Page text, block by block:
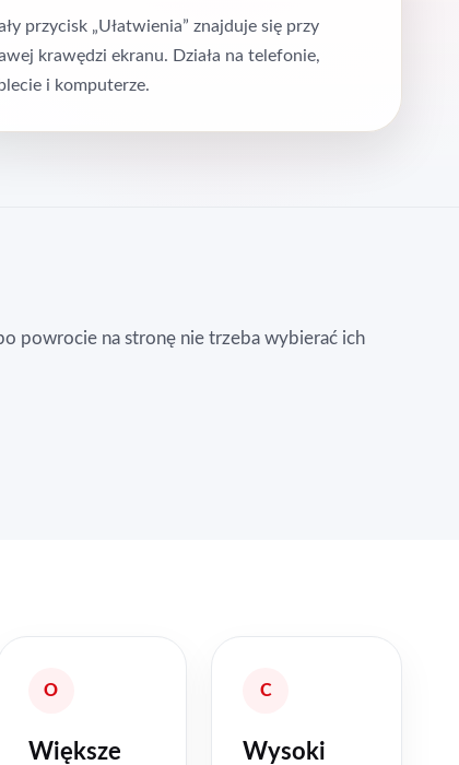
przycisk „Ułatwienia” znajduje się przy
krawędzi ekranu. Działa na telefonie,
i komputerze.
powrocie na stronę nie trzeba wybierać ich
O
Większe
C
Wysoki